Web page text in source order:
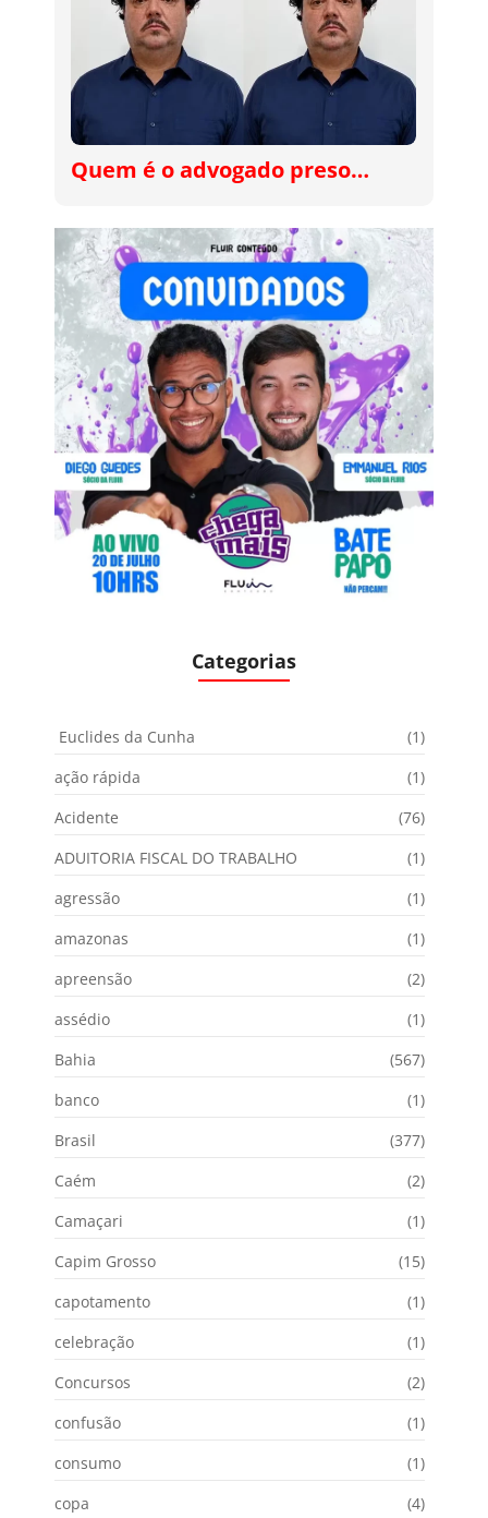
Quem é o advogado preso…
Categorias
Euclides da Cunha
(1)
ação rápida
(1)
Acidente
(76)
ADUITORIA FISCAL DO TRABALHO
(1)
agressão
(1)
amazonas
(1)
apreensão
(2)
assédio
(1)
Bahia
(567)
banco
(1)
Brasil
(377)
Caém
(2)
Camaçari
(1)
Capim Grosso
(15)
capotamento
(1)
celebração
(1)
Concursos
(2)
confusão
(1)
consumo
(1)
copa
(4)